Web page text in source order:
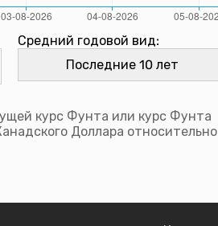
Средний годовой вид:
курс Фунта или курс Фунта
Доллара относительно